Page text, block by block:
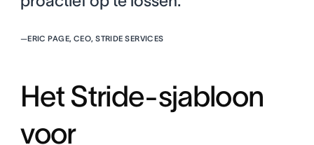
—ERIC PAGE, CEO, STRIDE SERVICES
Het Stride-sjabloon
voor